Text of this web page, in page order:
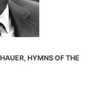
HYMNS OF THE